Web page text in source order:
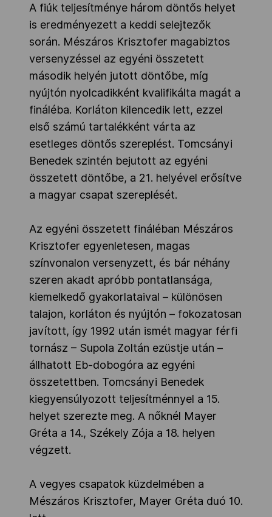
A fiúk teljesítménye három döntős helyet
is eredményezett a keddi selejtezők
során. Mészáros Krisztofer magabiztos
versenyzéssel az egyéni összetett
második helyén jutott döntőbe, míg
nyújtón nyolcadikként kvalifikálta magát a
fináléba. Korláton kilencedik lett, ezzel
első számú tartalékként várta az
esetleges döntős szereplést. Tomcsányi
Benedek szintén bejutott az egyéni
összetett döntőbe, a 21. helyével erősítve
a magyar csapat szereplését.
Az egyéni összetett fináléban Mészáros
Krisztofer egyenletesen, magas
színvonalon versenyzett, és bár néhány
szeren akadt apróbb pontatlansága,
kiemelkedő gyakorlataival – különösen
talajon, korláton és nyújtón – fokozatosan
javított, így 1992 után ismét magyar férfi
tornász – Supola Zoltán ezüstje után –
állhatott Eb-dobogóra az egyéni
összetettben. Tomcsányi Benedek
kiegyensúlyozott teljesítménnyel a 15.
helyet szerezte meg. A nőknél Mayer
Gréta a 14., Székely Zója a 18. helyen
végzett.
A vegyes csapatok küzdelmében a
Mészáros Krisztofer, Mayer Gréta duó 10.